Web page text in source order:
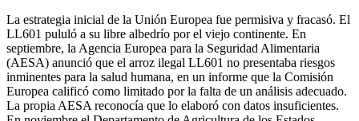
La estrategia inicial de la Unión Europea fue permisiva y fracasó. El
LL601 pululó a su libre albedrío por el viejo continente. En
septiembre, la Agencia Europea para la Seguridad Alimentaria
(AESA) anunció que el arroz ilegal LL601 no presentaba riesgos
inminentes para la salud humana, en un informe que la Comisión
Europea calificó como limitado por la falta de un análisis adecuado.
La propia AESA reconocía que lo elaboró con datos insuficientes.